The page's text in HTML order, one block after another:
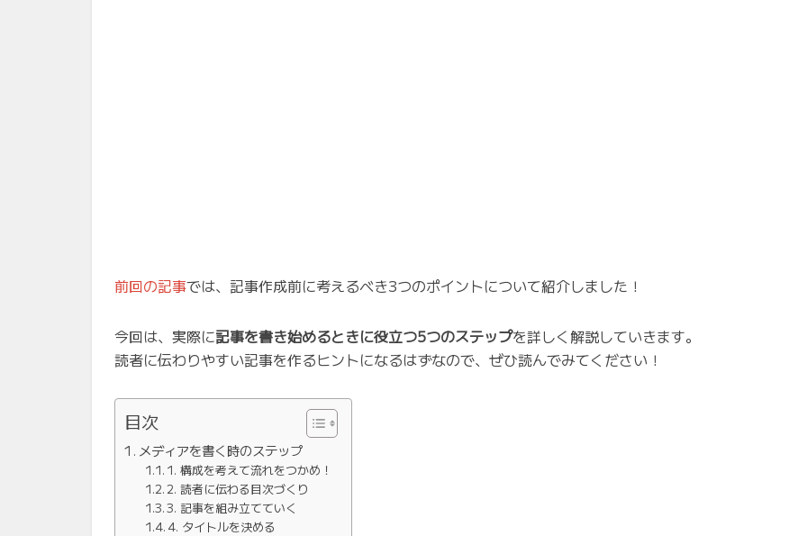
前回の記事では、記事作成前に考えるべき3つのポイントについて紹介しました！
今回は、実際に記事を書き始めるときに役立つ5つのステップを詳しく解説していきます。
読者に伝わりやすい記事を作るヒントになるはずなので、ぜひ読んでみてください！
目次
メディアを書く時のステップ
1. 構成を考えて流れをつかめ！
2. 読者に伝わる目次づくり
3. 記事を組み立てていく
4. タイトルを決める